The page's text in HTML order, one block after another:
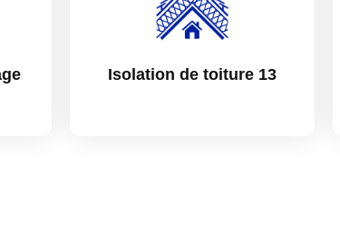
Isolation de toiture 13